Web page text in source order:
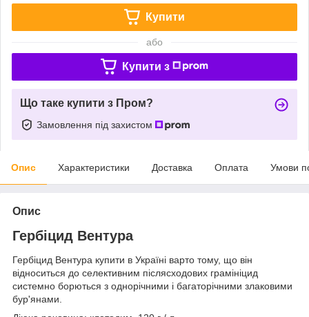
Купити
або
Купити з
Що таке купити з Пром?
Замовлення під захистом
Опис Характеристики Доставка Оплата Умови
Опис
Гербіцид Вентура
Гербіцид Вентура купити в Україні варто тому, що він
відноситься до селективним післясходових грамініцид
системно борються з однорічними і багаторічними злаковими
бур'янами.